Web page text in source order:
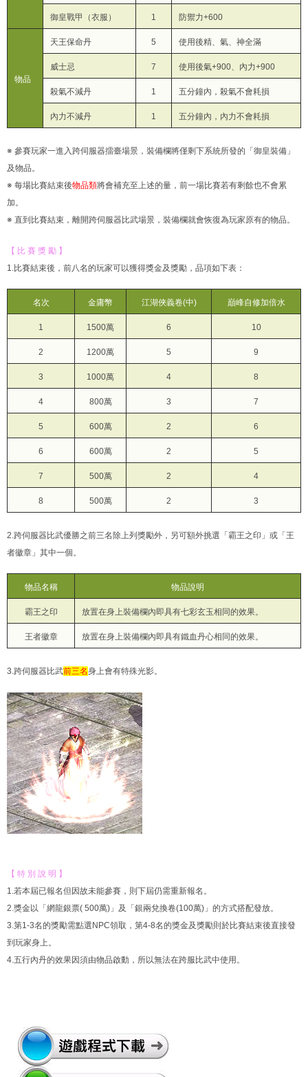
御皇戰甲（衣服） 1 防禦力+600
物品
天王保命丹 5 使用後精、氣、神全滿
威士忌 7 使用後氣+900、內力+900
殺氣不減丹 1 五分鐘內，殺氣不會耗損
內力不減丹 1 五分鐘內，內力不會耗損
※ 參賽玩家一進入跨伺服器擂臺場景，裝備欄將僅剩下系統所發的「御皇裝備」
及物品。
※ 每場比賽結束後物品類將會補充至上述的量，前一場比賽若有剩餘也不會累
加。
※ 直到比賽結束，離開跨伺服器比武場景，裝備欄就會恢復為玩家原有的物品。
【 比 賽 獎 勵 】
1.比賽結束後，前八名的玩家可以獲得獎金及獎勵，品項如下表：
名次 金庸幣 江湖俠義卷(中) 巔峰自修加倍水
1 1500萬 6 10
2 1200萬 5 9
3 1000萬 4 8
4 800萬 3 7
5 600萬 2 6
6 600萬 2 5
7 500萬 2 4
8 500萬 2 3
2.跨伺服器比武優勝之前三名除上列獎勵外，另可額外挑選「霸王之印」或「王
者徽章」其中一個。
物品名稱 物品說明
霸王之印 放置在身上裝備欄內即具有七彩玄玉相同的效果。
王者徽章 放置在身上裝備欄內即具有鐵血丹心相同的效果。
3.跨伺服器比武前三名身上會有特殊光影。
【 特 別 說 明 】
1.若本屆已報名但因故未能參賽，則下屆仍需重新報名。
2.獎金以「網龍銀票( 500萬)」及「銀兩兌換卷(100萬)」的方式搭配發放。
3.第1-3名的獎勵需點選NPC領取，第4-8名的獎金及獎勵則於比賽結束後直接發
到玩家身上。
4.五行內丹的效果因須由物品啟動，所以無法在跨服比武中使用。